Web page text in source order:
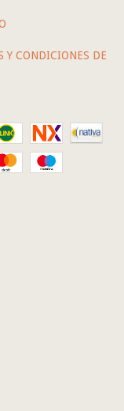
Y CONDICIONES DE